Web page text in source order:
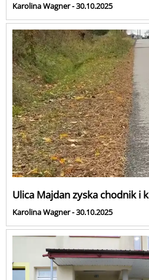
Karolina Wagner - 30.10.2025
Ulica Majdan zyska chodnik i
Karolina Wagner - 30.10.2025